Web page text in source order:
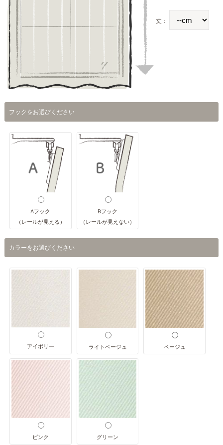
丈：
フックをお選びください
Aフック
（レールが見える）
Bフック
（レールが見えない）
カラーをお選びください
アイボリー ライトベージュ ベージュ
ピンク グリーン